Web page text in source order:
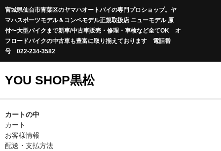
宮城県仙台市青葉区のヤマハオートバイの専門プロショップ。ヤ
マハスポーツモデル＆コンペモデル正規取扱店 ニューモデル 原
付〜大型バイクまで新車/中古車販売・修理・車検など全てOK オ
フロードバイクの中古車も豊富に取り揃えております 電話番
号 022-234-3582
YOU SHOP黒松
カートの中
カート
お客様情報
配送・支払方法